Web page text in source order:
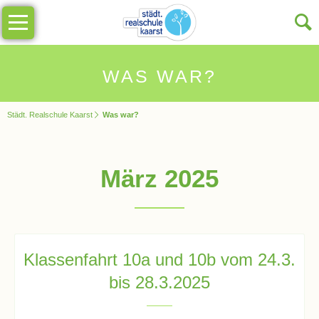
WAS WAR?
Navigation
überspringen
Unsere
Schule
Allgemeine
Städt. Realschule Kaarst Was war?
März 2025
Klassenfahrt 10a und 10b vom 24.3.
bis 28.3.2025